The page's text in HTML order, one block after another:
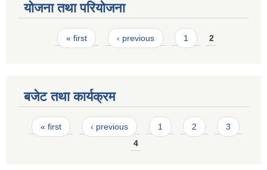
योजना तथा परियोजना
Pages« first ‹ previous 1 2
बजेट तथा कार्यक्रम
Pages
« first ‹ previous 1 2
3
4